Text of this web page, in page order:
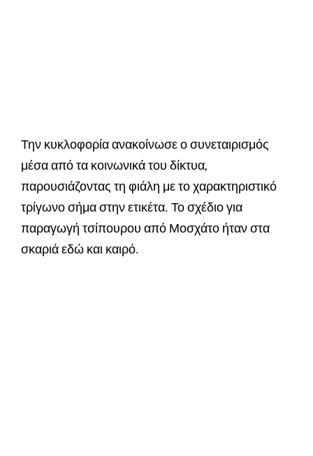
Την κυκλοφορία ανακοίνωσε ο συνεταιρισμός
μέσα από τα κοινωνικά του δίκτυα,
παρουσιάζοντας τη φιάλη με το χαρακτηριστικό
τρίγωνο σήμα στην ετικέτα. Το σχέδιο για
παραγωγή τσίπουρου από Μοσχάτο ήταν στα
σκαριά εδώ και καιρό.